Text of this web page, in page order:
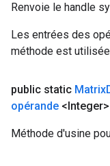
Renvoie le handle
Les entrées des
méthode est
public static Matrix
opérande
Méthode d'usine